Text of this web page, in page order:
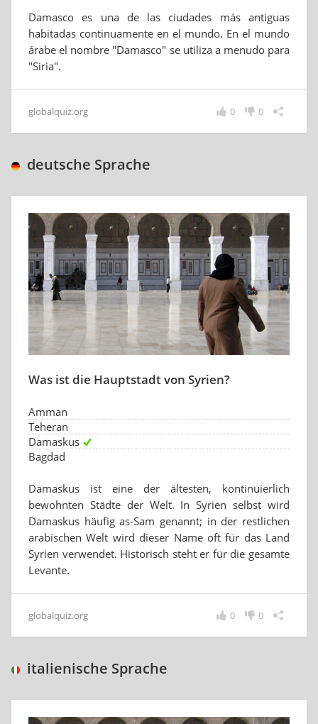
Damasco es una de las ciudades más antiguas
habitadas continuamente en el mundo. En el mundo
árabe el nombre "Damasco" se utiliza a menudo para
"Siria".
globalquiz.org 0
0
deutsche Sprache
Was ist die Hauptstadt von Syrien?
Amman
Teheran
Damaskus
Bagdad
Damaskus ist eine der ältesten, kontinuierlich
bewohnten Städte der Welt. In Syrien selbst wird
Damaskus häufig as-Sam genannt; in der restlichen
arabischen Welt wird dieser Name oft für das Land
Syrien verwendet. Historisch steht er für die gesamte
Levante.
globalquiz.org 0
0
italienische Sprache